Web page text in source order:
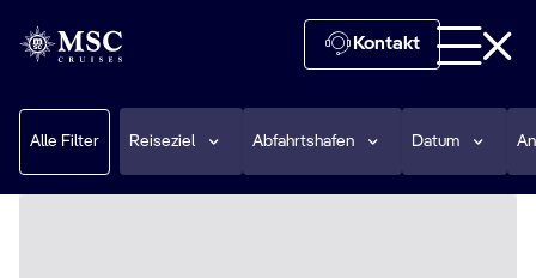
Kontakt
Reiseziel Abfahrtshafen Datum
Alle Filter